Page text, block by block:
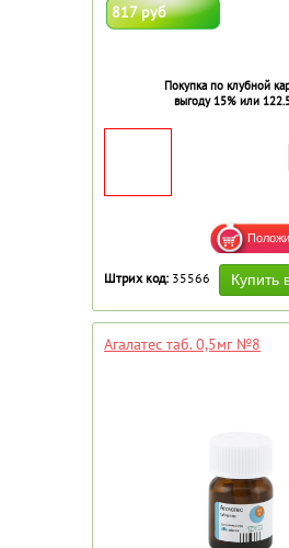
817 руб
Покупка по клубной
выгоду 15% или
Штрих код: 35566
Агалатес таб. 0,5мг №8